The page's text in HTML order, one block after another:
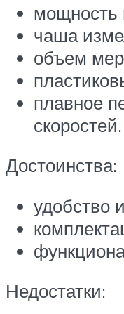
мощность
чаша
объем
плавное
скоростей.
Достоинства:
удобство
Недостатки: